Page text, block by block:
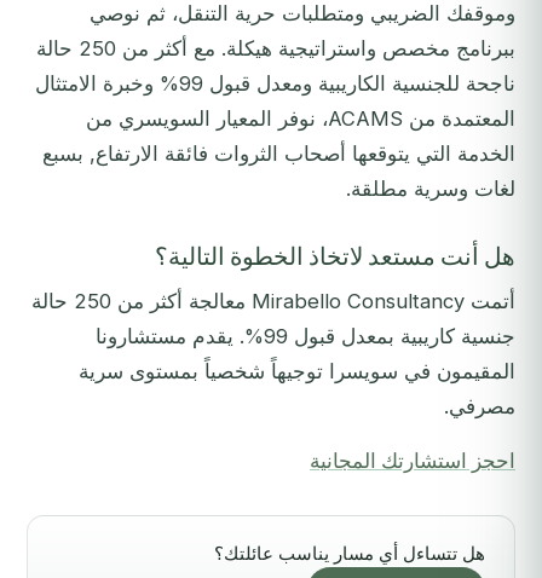
وموقفك الضريبي ومتطلبات حرية التنقل، ثم نوصي
ببرنامج مخصص واستراتيجية هيكلة. مع أكثر من 250 حالة
ناجحة للجنسية الكاريبية ومعدل قبول 99% وخبرة الامتثال
المعتمدة من ACAMS، نوفر المعيار السويسري من
الخدمة التي يتوقعها أصحاب الثروات فائقة الارتفاع, بسبع
لغات وسرية مطلقة.
هل أنت مستعد لاتخاذ الخطوة التالية؟
أتمت Mirabello Consultancy معالجة أكثر من 250 حالة
جنسية كاريبية بمعدل قبول 99%. يقدم مستشارونا
المقيمون في سويسرا توجيهاً شخصياً بمستوى سرية
مصرفي.
احجز استشارتك المجانية
هل تتساءل أي مسار يناسب عائلتك؟